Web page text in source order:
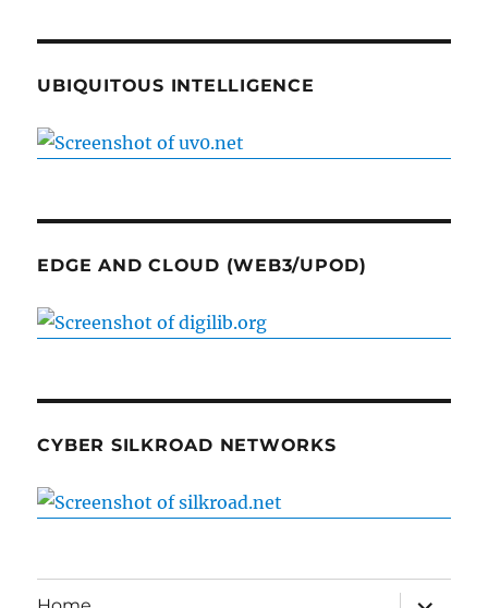
UBIQUITOUS INTELLIGENCE
EDGE AND CLOUD (WEB3/UPOD)
CYBER SILKROAD NETWORKS
expand